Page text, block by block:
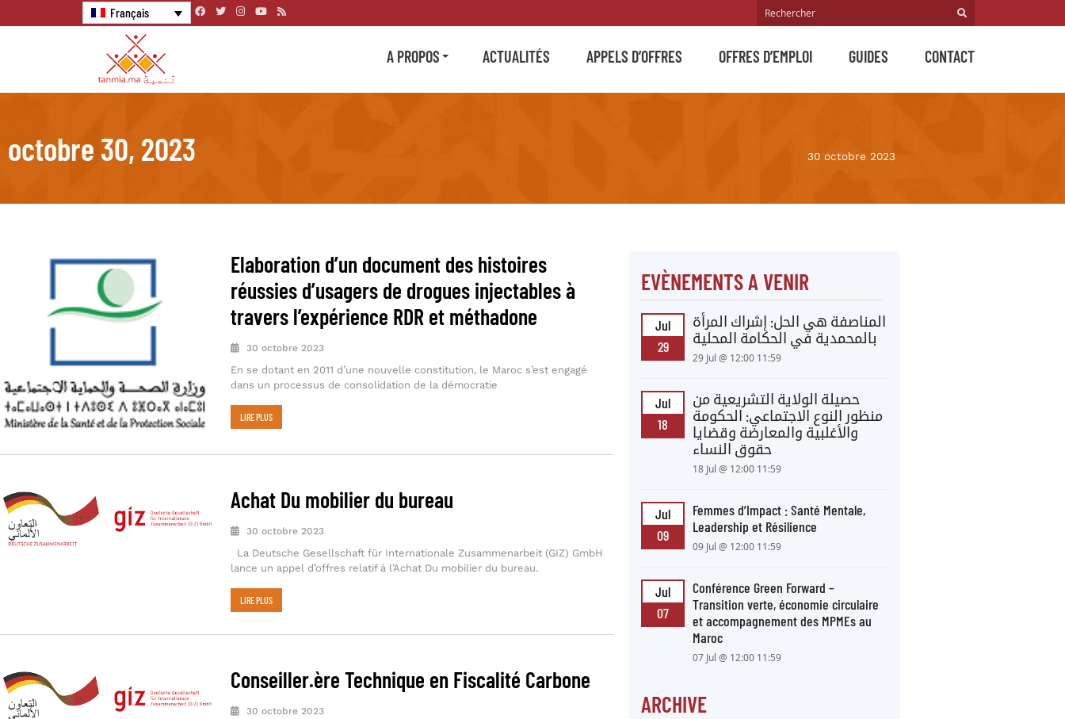
Français
A PROPOS ACTUALITÉS APPELS D’OFFRES OFFRES D’EMPLOI GUIDES CONTACT
octobre 30, 2023 30 octobre 2023
Elaboration d’un document des histoires
réussies d’usagers de drogues injectables à
travers l’expérience RDR et méthadone
30 octobre 2023
En se dotant en 2011 d’une nouvelle constitution, le Maroc s’est engagé
dans un processus de consolidation de la démocratie
LIRE PLUS
Achat Du mobilier du bureau
30 octobre 2023
La Deutsche Gesellschaft für Internationale Zusammenarbeit (GIZ) GmbH
lance un appel d’offres relatif à l’Achat Du mobilier du bureau.
LIRE PLUS
Conseiller.ère Technique en Fiscalité Carbone
30 octobre 2023
EVÈNEMENTS A VENIR
Jul
29
المناصفة هي الحل: إشراك المرأة
بالمحمدية في الحكامة المحلية
29 Jul @ 12:00 11:59
Jul
18
حصيلة الولاية التشريعية من
منظور النوع الاجتماعي: الحكومة
والأغلبية والمعارضة وقضايا
حقوق النساء
18 Jul @ 12:00 11:59
Jul
09
Femmes d’Impact : Santé Mentale,
Leadership et Résilience
09 Jul @ 12:00 11:59
Jul
07
Conférence Green Forward –
Transition verte, économie circulaire
et accompagnement des MPMEs au
Maroc
07 Jul @ 12:00 11:59
ARCHIVE